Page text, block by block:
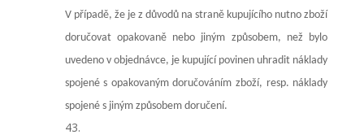
V případě, že je z důvodů na straně kupujícího nutno zboží
doručovat opakovaně nebo jiným způsobem, než bylo
uvedeno v objednávce, je kupující povinen uhradit náklady
spojené s opakovaným doručováním zboží, resp. náklady
spojené s jiným způsobem doručení.